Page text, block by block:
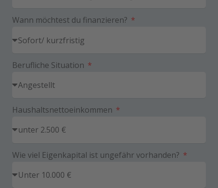
Wann möchtest du finanzieren?
Berufliche Situation
Haushaltsnettoeinkommen
Wie viel Eigenkapital ist ungefähr vorhanden?